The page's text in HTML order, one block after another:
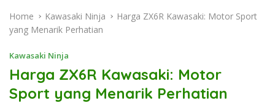
Home Kawasaki Ninja
Harga ZX6R Kawasaki: Motor Sport
yang Menarik Perhatian
Kawasaki Ninja
Harga ZX6R Kawasaki: Motor
Sport yang Menarik Perhatian